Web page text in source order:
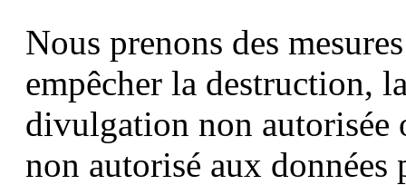
Nous prenons des
empêcher la destruction,
divulgation non autorisée
non autorisé aux données